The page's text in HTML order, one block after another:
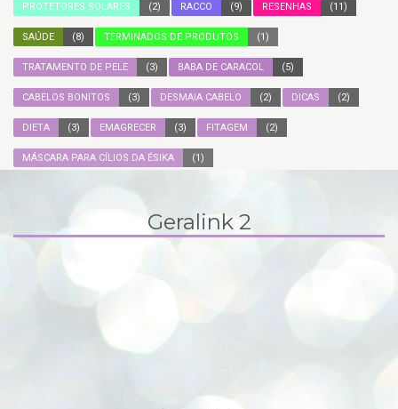
PROTETORES SOLARES (2) RACCO (9) RESENHAS (11)
SAÚDE (8) TERMINADOS DE PRODUTOS (1)
TRATAMENTO DE PELE (3) BABA DE CARACOL (5)
CABELOS BONITOS (3) DESMAIA CABELO (2) DICAS (2)
DIETA (3) EMAGRECER (3) FITAGEM (2)
MÁSCARA PARA CÍLIOS DA ÉSIKA (1)
Geralink 2